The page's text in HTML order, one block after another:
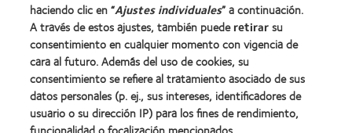
Contacto
Legal
Política de privacidad
Aviso Legal
haciendo clic en “Ajustes individuales” a continuación.
A través de estos ajustes, también puederetirarsu
consentimiento en cualquier momento con vigencia de
cara al futuro. Además del uso de cookies, su
consentimiento se refiere al tratamiento asociado de sus
datos personales (p. ej., sus intereses, identificadores de
usuario o su dirección IP) para los fines de rendimiento,